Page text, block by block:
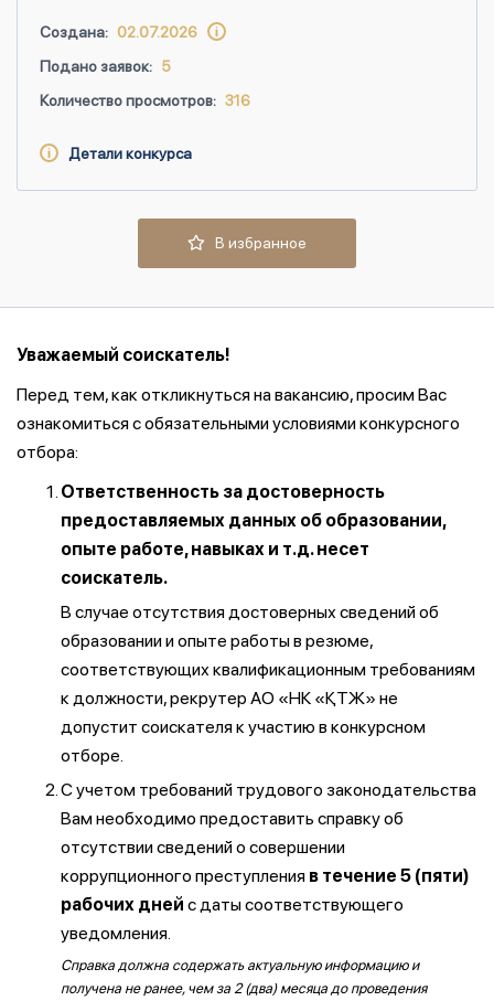
Создана: 02.07.2026
Подано заявок: 5
Количество просмотров: 316
Детали конкурса
В избранное
Уважаемый соискатель!
Перед тем, как откликнуться на вакансию, просим Вас
ознакомиться с обязательными условиями конкурсного
отбора:
Ответственность за достоверность
предоставляемых данных об образовании,
опыте работе, навыках и т.д. несет
соискатель.
В случае отсутствия достоверных сведений об
образовании и опыте работы в резюме,
соответствующих квалификационным требованиям
к должности, рекрутер АО «НК «ҚТЖ» не
допустит соискателя к участию в конкурсном
отборе.
С учетом требований трудового законодательства
Вам необходимо предоставить справку об
отсутствии сведений о совершении
коррупционного преступления в течение 5 (пяти)
рабочих дней с даты соответствующего
уведомления.
Справка должна содержать актуальную информацию и
получена не ранее, чем за 2 (два) месяца до проведения